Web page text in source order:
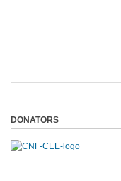
DONATORS